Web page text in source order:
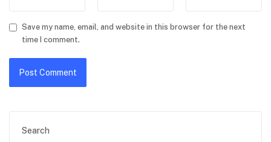
Search
Save my name, email, and website in this browser for the next
time I comment.